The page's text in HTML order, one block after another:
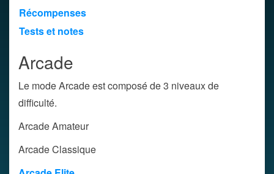
Récompenses
Tests et notes
Arcade
Le mode Arcade est composé de 3 niveaux de
difficulté.
Arcade Amateur
Arcade Classique